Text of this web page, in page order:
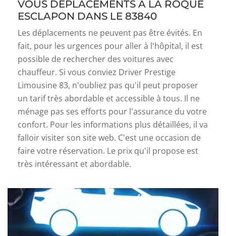
VOUS DÉPLACEMENTS À LA ROQUE
ESCLAPON DANS LE 83840
Les déplacements ne peuvent pas être évités. En
fait, pour les urgences pour aller à l'hôpital, il est
possible de rechercher des voitures avec
chauffeur. Si vous conviez Driver Prestige
Limousine 83, n'oubliez pas qu'il peut proposer
un tarif très abordable et accessible à tous. Il ne
ménage pas ses efforts pour l'assurance du votre
confort. Pour les informations plus détaillées, il va
falloir visiter son site web. C'est une occasion de
faire votre réservation. Le prix qu'il propose est
très intéressant et abordable.